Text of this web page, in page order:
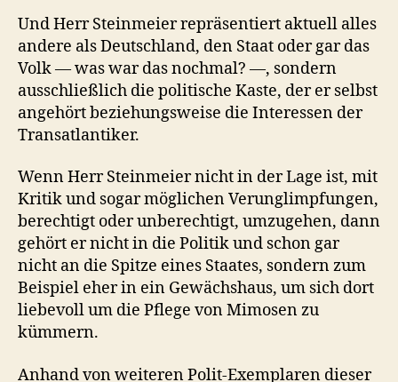
Und Herr Steinmeier repräsentiert aktuell alles
andere als Deutschland, den Staat oder gar das
Volk — was war das nochmal? —, sondern
ausschließlich die politische Kaste, der er selbst
angehört beziehungsweise die Interessen der
Transatlantiker.
Wenn Herr Steinmeier nicht in der Lage ist, mit
Kritik und sogar möglichen Verunglimpfungen,
berechtigt oder unberechtigt, umzugehen, dann
gehört er nicht in die Politik und schon gar
nicht an die Spitze eines Staates, sondern zum
Beispiel eher in ein Gewächshaus, um sich dort
liebevoll um die Pflege von Mimosen zu
kümmern.
Anhand von weiteren Polit-Exemplaren dieser